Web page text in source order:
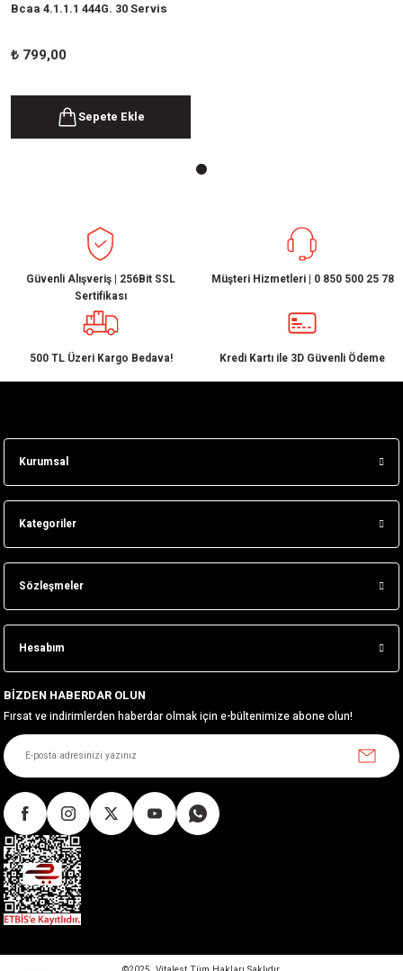
Bcaa 4.1.1.1 444G. 30 Servis
₺ 799,00
Sepete Ekle
Güvenli Alışveriş | 256Bit SSL
Sertifikası
Müşteri Hizmetleri | 0 850 500 25 78
500 TL Üzeri Kargo Bedava! Kredi Kartı ile 3D Güvenli Ödeme
Kurumsal
Kategoriler
Sözleşmeler
Hesabım
BİZDEN HABERDAR OLUN
Fırsat ve indirimlerden haberdar olmak için e-bültenimize abone olun!